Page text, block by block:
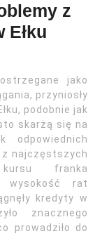
z
Ełku
jako
przyniosły
podobnie jak
skarżą się na
odpowiednich
najczęstszych
franka
wysokość rat
kredyty w
znacznego
prowadziło do